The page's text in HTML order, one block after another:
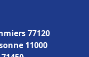
77120
11000